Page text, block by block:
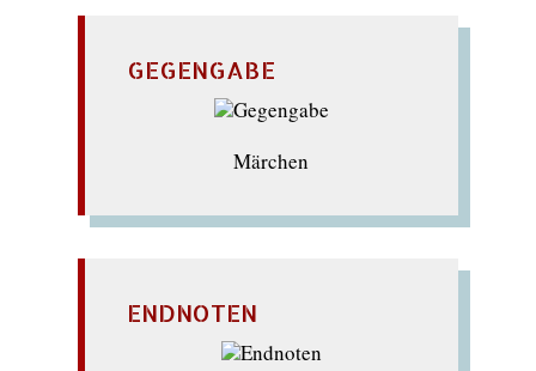
GEGENGABE
Märchen
ENDNOTEN